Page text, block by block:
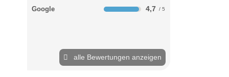
Google 4,7
alle Bewertungen anzeigen